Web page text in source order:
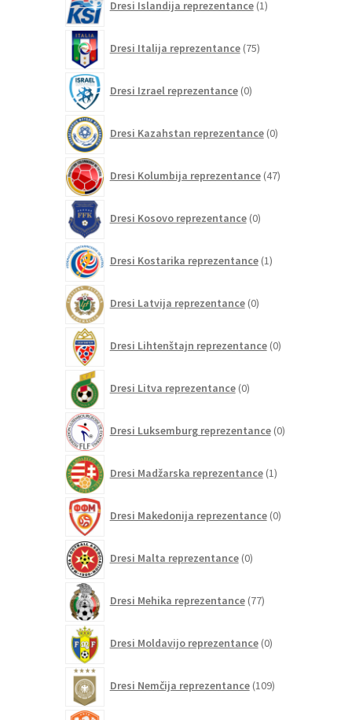
Dresi Islandija reprezentance 1izdelek
Dresi Italija reprezentance 75izdelkov
Dresi Izrael reprezentance 0izdelkov
Dresi Kazahstan reprezentance 0izdelkov
Dresi Kolumbija reprezentance 47izdelkov
Dresi Kosovo reprezentance 0izdelkov
Dresi Kostarika reprezentance 1izdelek
Dresi Latvija reprezentance 0izdelkov
Dresi Lihtenštajn reprezentance 0izdelkov
Dresi Litva reprezentance 0izdelkov
Dresi Luksemburg reprezentance 0izdelkov
Dresi Madžarska reprezentance 1izdelek
Dresi Makedonija reprezentance 0izdelkov
Dresi Malta reprezentance 0izdelkov
Dresi Mehika reprezentance 77izdelkov
Dresi Moldavijo reprezentance 0izdelkov
Dresi Nemčija reprezentance 109izdelkov